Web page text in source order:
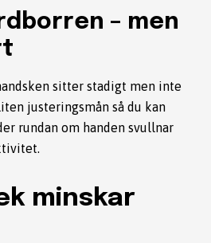
– men
sitter stadigt men inte
justeringsmån så du kan
rundan om handen svullnar
minskar